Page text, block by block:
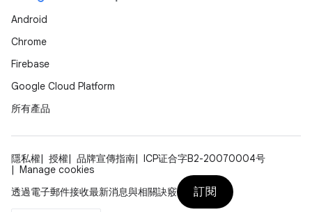
Android
Chrome
Firebase
Google Cloud Platform
所有產品
隱私權 授權 品牌宣傳指南
ICP证合字B2-20070004号
Manage cookies
透過電子郵件接收最新消息與相關訣竅
訂閱